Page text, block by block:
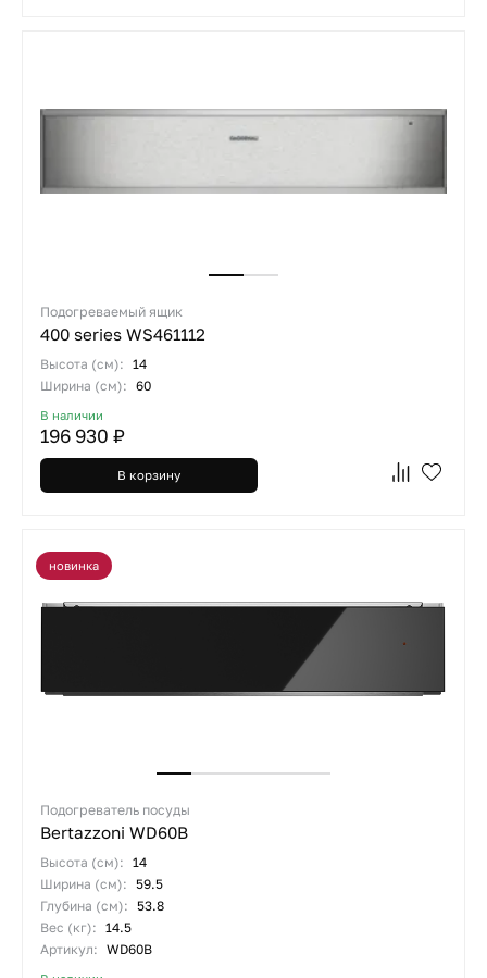
Подогреваемый ящик
400 series WS461112
Высота (см): 14
Ширина (см): 60
В наличии
196 930 ₽
В корзину
новинка
Подогреватель посуды
Bertazzoni WD60B
Высота (см): 14
Ширина (см): 59.5
Глубина (см): 53.8
Вес (кг): 14.5
Артикул: WD60B